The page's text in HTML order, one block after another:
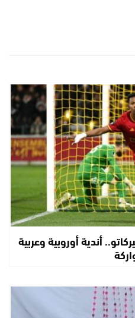
أندية أوروبية وعربية